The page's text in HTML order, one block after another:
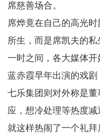
席慈善场合。
席烨竟在自己的高光
所生，而是席凯夫的私
一时之间，各大媒体
蓝赤霞早年出演的戏剧
七乐集团则对外称是
应，想冷处理等热度减
就这样热闹了一个礼